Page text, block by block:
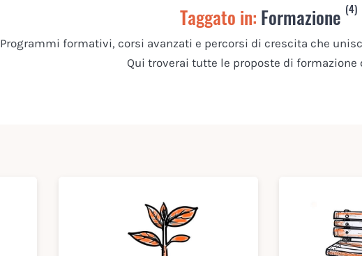
Taggato in: Formazione (4)
Programmi formativi, corsi avanzati e percorsi di crescita che
Qui troverai tutte le proposte di formazione